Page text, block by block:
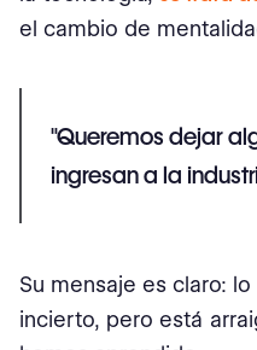
el cambio de
"Queremos dejar
ingresan a la
Su mensaje es claro:
incierto, pero está